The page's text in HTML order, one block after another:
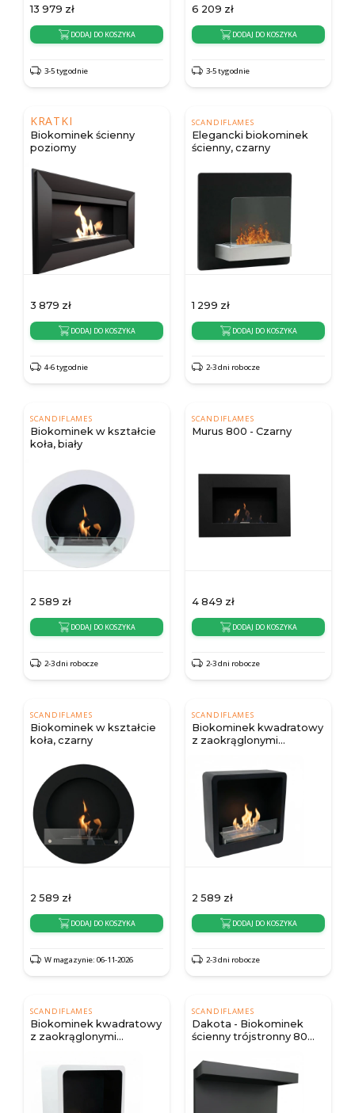
13 979 zł
DODAJ DO KOSZYKA
3-5 tygodnie
6 209 zł
DODAJ DO KOSZYKA
3-5 tygodnie
KRATKI
Biokominek ścienny
poziomy
3 879 zł
DODAJ DO KOSZYKA
4-6 tygodnie
SCANDIFLAMES
Elegancki biokominek
ścienny, czarny
1 299 zł
DODAJ DO KOSZYKA
2-3 dni robocze
SCANDIFLAMES
Biokominek w kształcie
koła, biały
2 589 zł
DODAJ DO KOSZYKA
2-3 dni robocze
SCANDIFLAMES
Murus 800 - Czarny
4 849 zł
DODAJ DO KOSZYKA
2-3 dni robocze
SCANDIFLAMES
Biokominek w kształcie
koła, czarny
2 589 zł
DODAJ DO KOSZYKA
W magazynie: 06-11-2026
SCANDIFLAMES
Biokominek kwadratowy
z zaokrąglonymi
2 589 zł
DODAJ DO KOSZYKA
2-3 dni robocze
SCANDIFLAMES
Biokominek kwadratowy
z zaokrąglonymi
SCANDIFLAMES
Dakota - Biokominek
ścienny trójstronny 80